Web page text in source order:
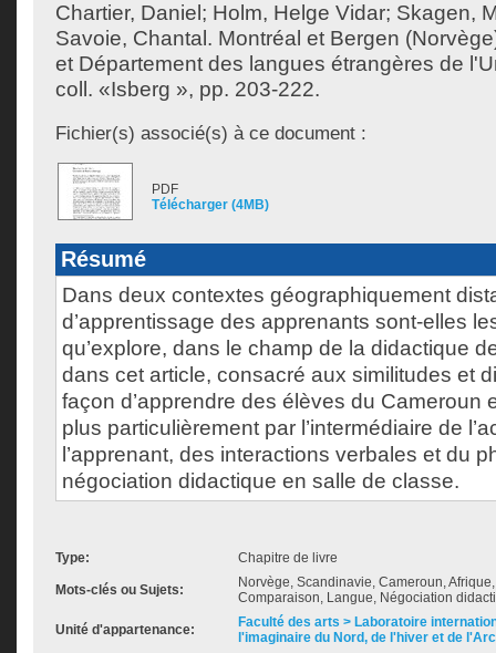
Chartier, Daniel ; Holm, Helge Vidar; Skagen,
Savoie, Chantal . Montréal et Bergen
et Département des langues étrangères de
coll. «Isberg », pp. 203-222.
Fichier(s) associé(s) à ce document :
PDF
Télécharger (4MB)
Résumé
Dans deux contextes géographiquement
d’apprentissage des apprenants sont-elles
qu’explore, dans le champ de la didactique
dans cet article, consacré aux similitudes et
façon d’apprendre des élèves du Cameroun
plus particulièrement par l’intermédiaire de
l’apprenant, des interactions verbales et du
négociation didactique en salle de classe.
Type: Chapitre de livre
Mots-clés ou Sujets:
Norvège, Scandinavie, Cameroun,
Comparaison, Langue, Négociation
Unité d'appartenance:
Faculté des arts > Laboratoire
l'imaginaire du Nord, de l'hiver et de